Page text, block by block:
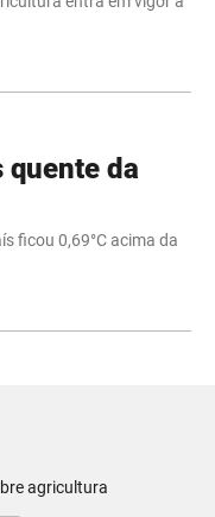
quente da
ficou 0,69°C acima da
agricultura